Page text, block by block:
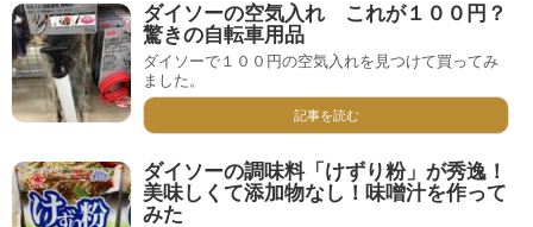
ダイソーの空気入れ これが１００円？
驚きの自転車用品
ダイソーで１００円の空気入れを見つけて買ってみ
ました。
記事を読む
ダイソーの調味料「けずり粉」が秀逸！
美味しくて添加物なし！味噌汁を作って
みた